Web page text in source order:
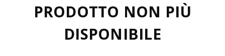
PRODOTTO NON PIÙ
DISPONIBILE